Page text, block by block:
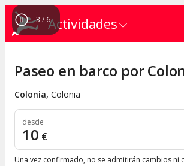
Actividades
3 / 6
Paseo en barco por
Colonia, Colonia
desde
10 €
Una vez confirmado, no se admitirán cambios ni